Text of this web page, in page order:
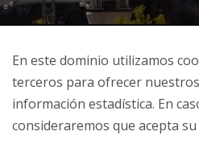
En este dominio utilizamos
terceros para ofrecer
información estadística. En
consideraremos que acepta